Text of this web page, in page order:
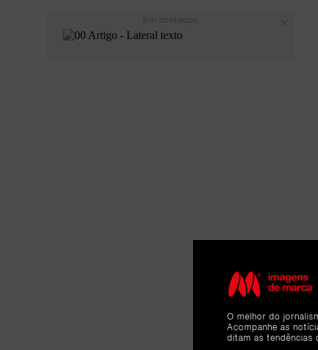
O melhor do
Acompanhe as
ditam as tendências